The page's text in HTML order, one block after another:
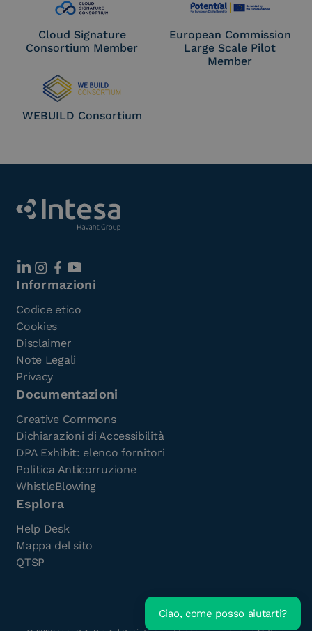
Cloud Signature
Consortium Member
European Commission
Large Scale Pilot
Member
WEBUILD Consortium
Informazioni
Codice etico
Cookies
Disclaimer
Note Legali
Privacy
Documentazioni
Creative Commons
Dichiarazioni di Accessibilità
DPA Exhibit: elenco fornitori
Politica Anticorruzione
WhistleBlowing
Esplora
Help Desk
Mappa del sito
QTSP
Ciao, come posso aiutarti?